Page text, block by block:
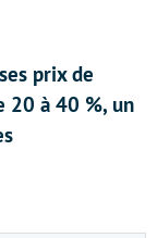
prix de
20 à 40 %, un